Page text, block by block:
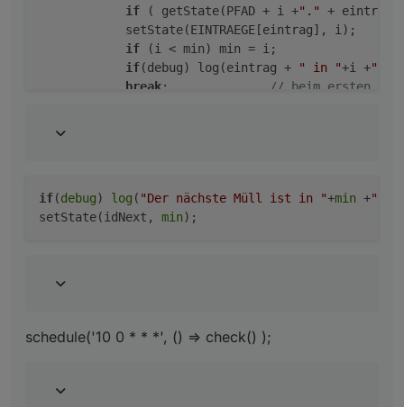
if ( getState(PFAD + i +"."
+
            setState(EINTRAEGE[eintrag], i);
if (i < min) min = i;
if(debug) log(eintrag + " in "+i +"
break;
// beim ersten
if(debug) log ( "Der nächste Müll ist in "+min +"
setState(idNext, min
schedule('10 0 * * *', () => check() );